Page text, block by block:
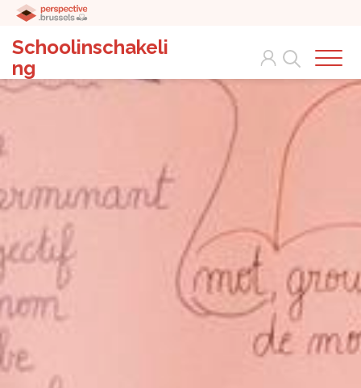
Schoolinschakeli
ng
Search